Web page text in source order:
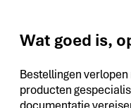
Wat goed is,
Bestellingen
producten